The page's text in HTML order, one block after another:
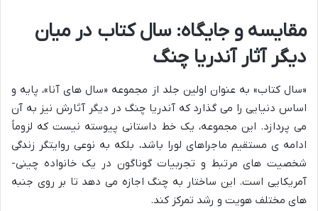
مقایسه و جایگاه: سال کتاب در میان
دیگر آثار آندریا چنگ
«سال کتاب» به عنوان اولین جلد از مجموعه «سال های آنا»، پایه و
اساس دنیایی را می گذارد که آندریا چنگ در دیگر آثارش نیز به آن
می پردازد. این مجموعه، یک خط داستانی پیوسته نیست که لزوماً
ادامه ی مستقیم ماجراهای لورا باشد، بلکه به نوعی روایتگر زندگی
شخصیت های مرتبط و تجربیات گوناگون در یک خانواده چینی-
آمریکایی است. این ساختار به چنگ اجازه می دهد تا بر روی جنبه
های مختلف هویت و رشد تمرکز کند.